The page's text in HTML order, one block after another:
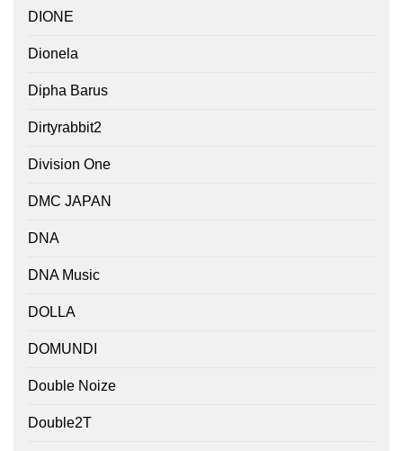
DIONE
Dionela
Dipha Barus
Dirtyrabbit2
Division One
DMC JAPAN
DNA
DNA Music
DOLLA
DOMUNDI
Double Noize
Double2T